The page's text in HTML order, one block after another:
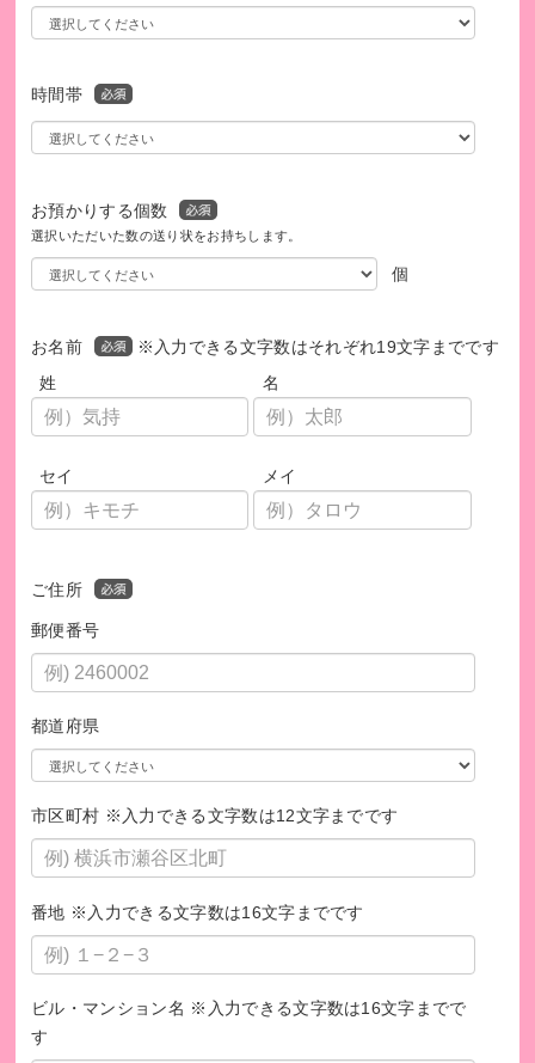
会内に事務局を置いて発足しました。国内であまり前例がな
これまで100を超える関西の芸術活動を支援してきました。
おり、その中から優れた才能を見出し、世界の第一線に羽ば
★アーツサポート関西（ASK）★
時間帯
お預かりする個数
選択いただいた数の送り状をお持ちします。
個
お名前
※入力できる文字数はそれぞれ19文字までです
姓
名
セイ メイ
ご住所
郵便番号
都道府県
市区町村 ※入力できる文字数は12文字までです
番地 ※入力できる文字数は16文字までです
ビル・マンション名 ※入力できる文字数は16文字までで
す